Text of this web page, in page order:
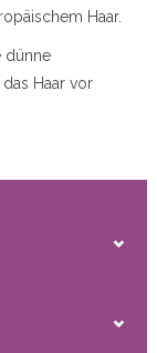
Haar.
dünne
Haar vor
mit den